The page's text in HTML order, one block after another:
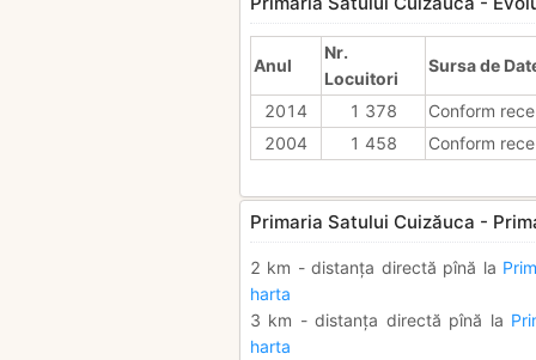
Anul
Nr.
Locuitori
Sursa de
2014 1 378
Conform
2004
1 458 Conform
Primaria Satului Cuizăuca -
2 km - distanța directă pînă la
harta
3 km - distanța directă pînă la
harta